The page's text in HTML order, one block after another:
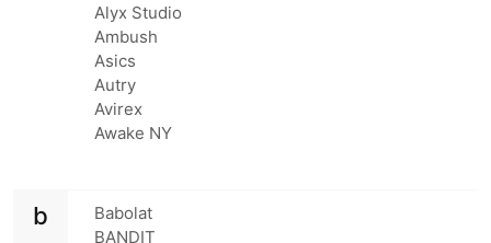
Alyx Studio
Ambush
Asics
Autry
Avirex
Awake NY
b
Babolat
BANDIT